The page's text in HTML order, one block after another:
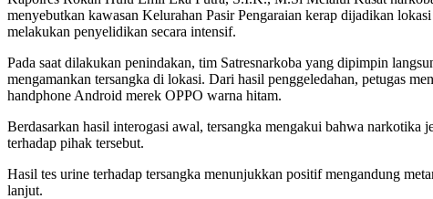
menyebutkan kawasan Kelurahan Pasir Pengaraian kerap dijadikan
melakukan penyelidikan secara intensif.
Pada saat dilakukan penindakan, tim Satresnarkoba yang dipimpin
mengamankan tersangka di lokasi. Dari hasil penggeledahan, petugas
handphone Android merek OPPO warna hitam.
Berdasarkan hasil interogasi awal, tersangka mengakui bahwa narkotika
terhadap pihak tersebut.
Hasil tes urine terhadap tersangka menunjukkan positif mengandung
lanjut.